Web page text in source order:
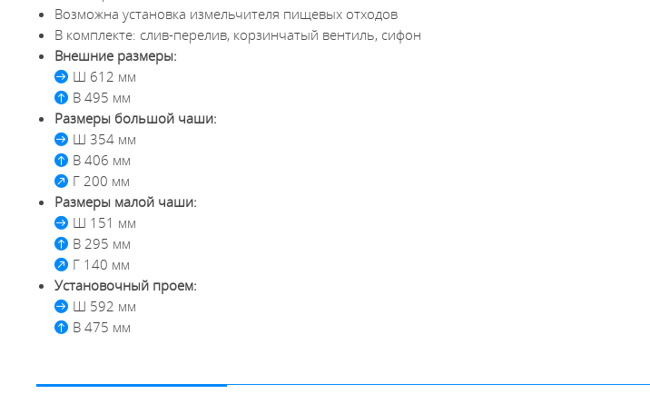
Возможна установка измельчителя пищевых отходов
В комплекте: слив-перелив, корзинчатый вентиль, сифон
Внешние размеры:
Ш 612 мм
В 495 мм
Размеры большой чаши:
Ш 354 мм
В 406 мм
Г 200 мм
Размеры малой чаши:
Ш 151 мм
В 295 мм
Г 140 мм
Установочный проем:
Ш 592 мм
В 475 мм